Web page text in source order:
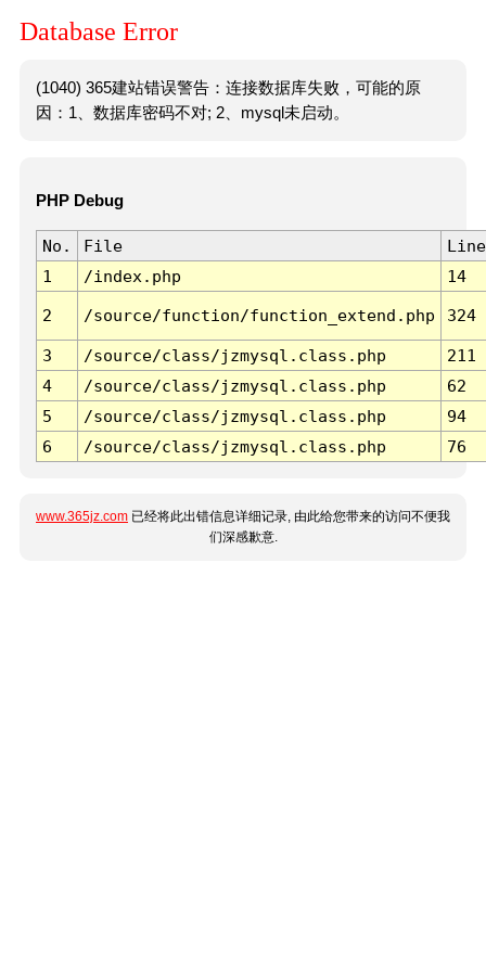
Database Error
(1040) 365建站错误警告：连接数据库失败，可能的原
因：1、数据库密码不对; 2、mysql未启动。
PHP Debug
No. File
Line
1
/index.php 14
2 /source/function/function_extend.php 324
3 /source/class/jzmysql.class.php
211
4
/source/class/jzmysql.class.php
62
5
/source/class/jzmysql.class.php
94
6
/source/class/jzmysql.class.php 76
www.365jz.com 已经将此出错信息详细记录, 由此给您带来的访问不便我
们深感歉意.